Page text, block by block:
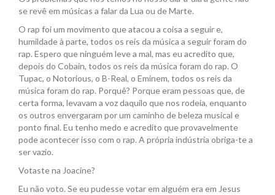
se revê em músicas a falar da Lua ou de Marte.
O rap foi um movimento que atacou a coisa a seguir e,
humildade à parte, todos os reis da música a seguir foram do
rap. Espero que ninguém leve a mal, mas eu acredito que,
depois do Cobain, todos os reis da música foram do rap. O
Tupac, o Notorious, o B-Real, o Eminem, todos os reis da
música foram do rap. Porquê? Porque eram pessoas que, de
certa forma, levavam a voz daquilo que nos rodeia, enquanto
os outros envergaram por um caminho de beleza musical e
ponto final. Eu tenho medo e acredito que provavelmente
pode acontecer isso com o rap. A própria indústria obriga-te a
ser vazio.
Votaste na Joacine?
Eu não voto. Se eu pudesse votar em alguém era em Jesus